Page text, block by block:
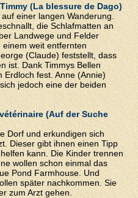
(La blessure de Dago)
einer langen Wanderung.
die Schlafmatten an
Landwege und Felder
weit entfernten
(Claude) feststellt, dass
ist. Dank Timmys Bellen
Erdloch fest. Anne (Annie)
jedoch eine der beiden
(Auf der Suche
Dorf und erkundigen sich
Dieser gibt ihnen einen Tipp
kann. Die Kinder trennen
wollen schon einmal das
Pond Farmhouse. Und
später nachkommen. Sie
zum Arzt gehen.